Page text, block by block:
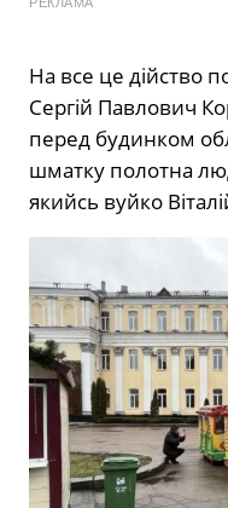
На все це дійство
Сергій Павлович
перед будинком
шматку полотна
якийсь вуйко